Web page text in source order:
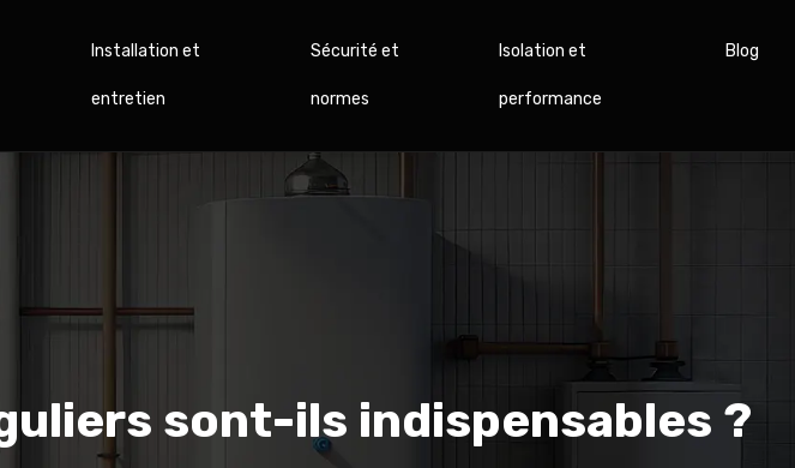
Installation et
entretien
Sécurité et
normes
Isolation et
performance
Blog
sont-ils indispensables ?